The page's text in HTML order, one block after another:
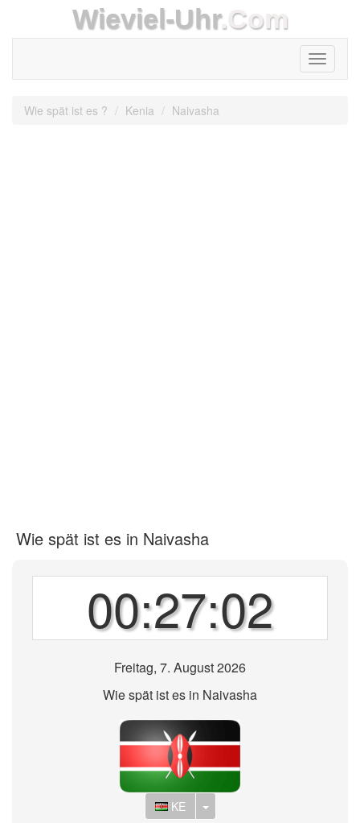
Wieviel-Uhr.Com
Toggle
Wie spät ist es ? Kenia Naivasha
Wie spät ist es in Naivasha
00:27:02
Freitag, 7. August 2026
Wie spät ist es in Naivasha
KE Toggle Dropdown